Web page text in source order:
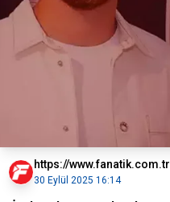
https://www.fanatik.com.tr
30 Eylül 2025 16:14